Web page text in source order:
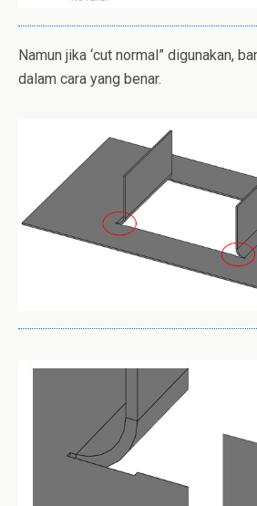
Namun jika ‘cut normal” digunakan,
dalam cara yang benar.